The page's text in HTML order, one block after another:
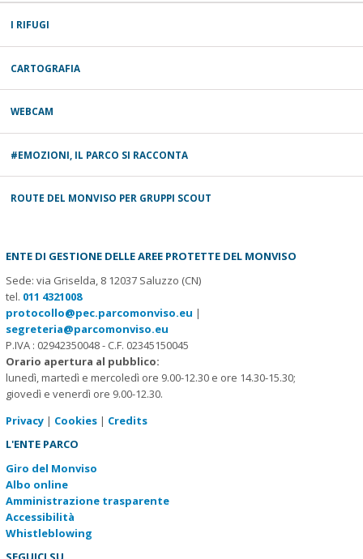
I RIFUGI
CARTOGRAFIA
WEBCAM
#EMOZIONI, IL PARCO SI RACCONTA
ROUTE DEL MONVISO PER GRUPPI SCOUT
ENTE DI GESTIONE DELLE AREE PROTETTE DEL MONVISO
Sede: via Griselda, 8 12037 Saluzzo (CN)
tel. 011 4321008
protocollo@pec.parcomonviso.eu |
segreteria@parcomonviso.eu
P.IVA : 02942350048 - C.F. 02345150045
Orario apertura al pubblico:
lunedì, martedì e mercoledì ore 9.00-12.30 e ore 14.30-15.30;
giovedì e venerdì ore 9.00-12.30.
Privacy| Cookies| Credits
L'ENTE PARCO
Giro del Monviso
Albo online
Amministrazione trasparente
Accessibilità
Whistleblowing